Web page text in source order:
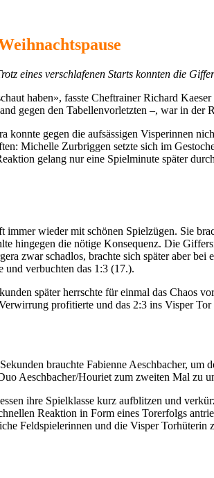
eines verschlafenen Starts konnten die
haben», fasste Cheftrainer Richard
gegen den Tabellenvorletzten –, war in der
konnte gegen die aufsässigen Visperinnen
Michelle Zurbriggen setzte sich im
gelang nur eine Spielminute später
wieder mit schönen Spielzügen. Sie
hingegen die nötige Konsequenz. Die
zwar schadlos, brachte sich später aber
und verbuchten das 1:3 (17.).
später herrschte für einmal das Chaos
profitierte und das 2:3 ins Visper Tor
brauchte Fabienne Aeschbacher,
Aeschbacher/Houriet zum zweiten Mal zu
ihre Spielklasse kurz aufblitzen und
Reaktion in Form eines Torerfolgs
Feldspielerinnen und die Visper Torhüterin